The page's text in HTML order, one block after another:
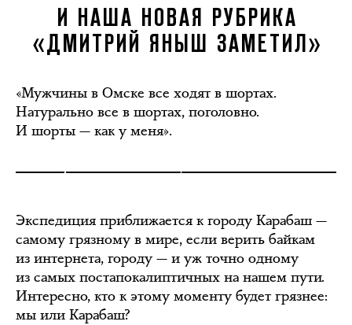
И НАША НОВАЯ РУБРИКА
«ДМИТРИЙ ЯНЫШ ЗАМЕТИЛ»
«Мужчины в Омске все ходят в шортах.
Натурально все в шортах, поголовно.
И шорты — как у меня».
Экспедиция приближается к городу Карабаш —
самому грязному в мире, если верить байкам
из интернета, городу — и уж точно одному
из самых постапокалиптичных на нашем пути.
Интересно, кто к этому моменту будет грязнее:
мы или Карабаш?